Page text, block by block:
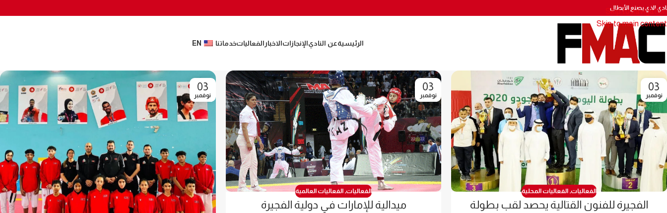
Skip to navigation
Skip to main content
الذي يصنع الأبطال
الرئيسيةعن الناديالإنجازاتالاخبار الفعالياتخدماتنا EN
03
نوفمبر
الفعاليات, الفعاليات المحلية
الفجيرة للفنون القتالية يحصد لقب بطولة
03
نوفمبر
الفعاليات, الفعاليات العالمية
ميدالية للإمارات في دولية الفجيرة
03
نوفمبر